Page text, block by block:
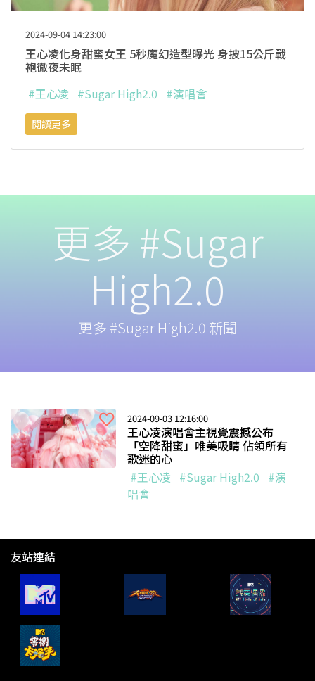
2024-09-04 14:23:00
王心凌化身甜蜜女王 5秒魔幻造型曝光 身披15公斤戰
袍徹夜未眠
#王心凌 #Sugar High2.0 #演唱會
閱讀更多
更多 #Sugar
High2.0
更多 #Sugar High2.0 新聞
2024-09-03 12:16:00
王心凌演唱會主視覺震撼公布
「空降甜蜜」唯美吸睛 佔領所有
歌迷的心
#王心凌 #Sugar High2.0 #演
唱會
友站連結